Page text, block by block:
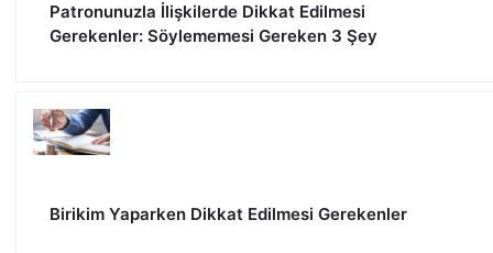
Patronunuzla İlişkilerde Dikkat Edilmesi
Gerekenler: Söylememesi Gereken 3 Şey
Birikim Yaparken Dikkat Edilmesi Gerekenler